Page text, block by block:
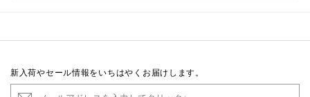
新入荷やセール情報をいちはやくお届けします。